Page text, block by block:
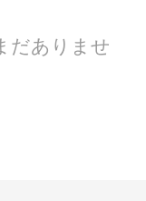
だありませ